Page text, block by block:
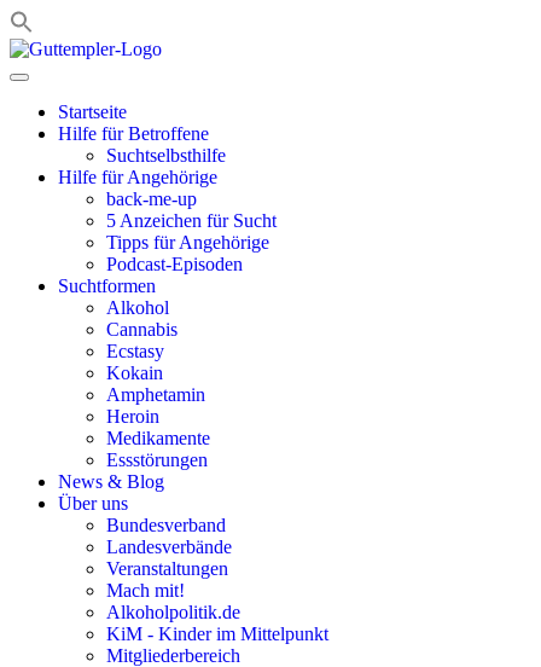
Zum
Inhalt
Startseite
Hilfe für Betroffene
Suchtselbsthilfe
Hilfe für Angehörige
back-me-up
5 Anzeichen für Sucht
Tipps für Angehörige
Podcast-Episoden
Suchtformen
Alkohol
Cannabis
Ecstasy
Kokain
Amphetamin
Heroin
Medikamente
Essstörungen
News & Blog
Über uns
Bundesverband
Landesverbände
Veranstaltungen
Mach mit!
Alkoholpolitik.de
KiM - Kinder im Mittelpunkt
Mitgliederbereich